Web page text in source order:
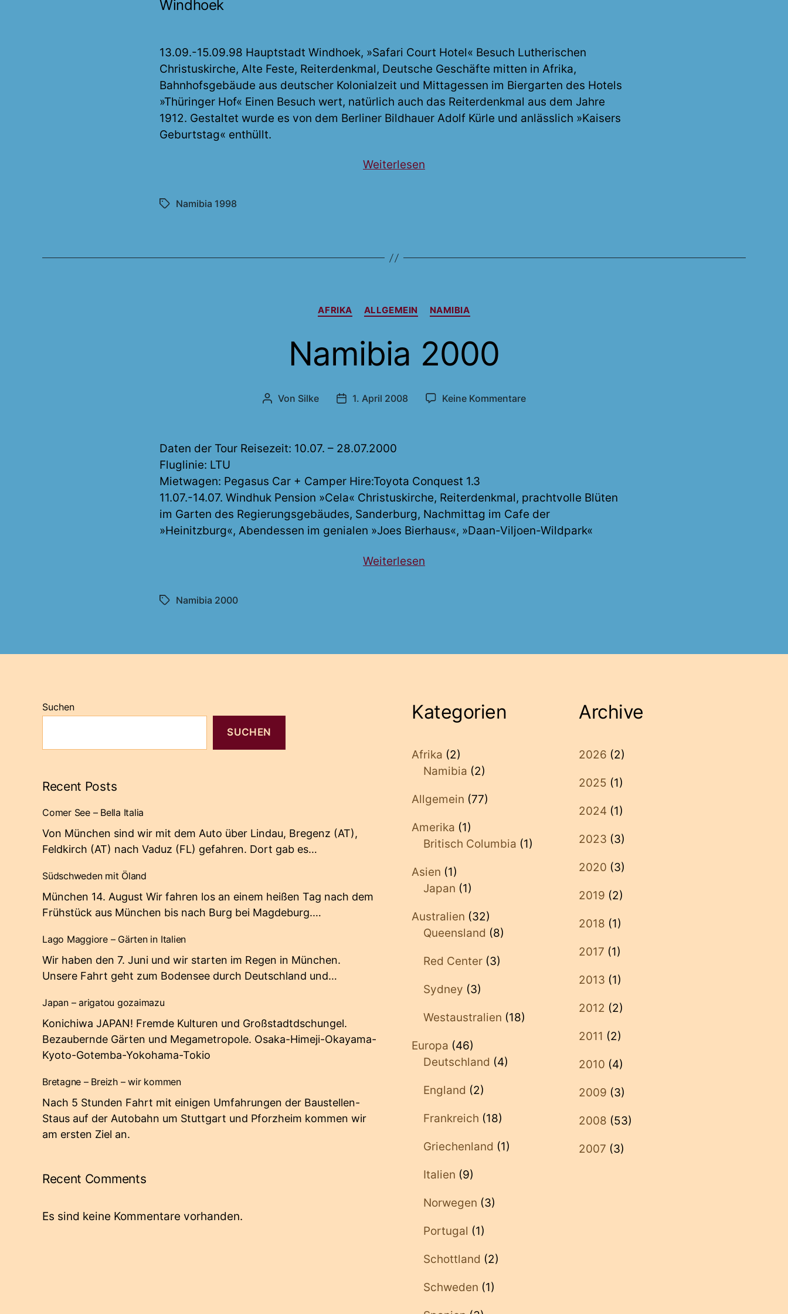
Windhoek
13.09.-15.09.98 Hauptstadt Windhoek, »Safari Court Hotel« Besuch Lutherischen
Christuskirche, Alte Feste, Reiterdenkmal, Deutsche Geschäfte mitten in Afrika,
Bahnhofsgebäude aus deutscher Kolonialzeit und Mittagessen im Biergarten des Hotels
»Thüringer Hof« Einen Besuch wert, natürlich auch das Reiterdenkmal aus dem Jahre
1912. Gestaltet wurde es von dem Berliner Bildhauer Adolf Kürle und anlässlich »Kaisers
Geburtstag« enthüllt.
Weiterlesen
Schlagwörter
Namibia 1998
Kategorien
AFRIKA ALLGEMEIN NAMIBIA
Namibia 2000
Beitragsautor
Von Silke Veröffentlichungsdatum
1. April 2008 Keine Kommentarezu
Daten der Tour Reisezeit: 10.07. – 28.07.2000
Fluglinie: LTU
Mietwagen: Pegasus Car + Camper Hire:Toyota Conquest 1.3
11.07.-14.07. Windhuk Pension »Cela« Christuskirche, Reiterdenkmal, prachtvolle Blüten
im Garten des Regierungsgebäudes, Sanderburg, Nachmittag im Cafe der
»Heinitzburg«, Abendessen im genialen »Joes Bierhaus«, »Daan-Viljoen-Wildpark«
Weiterlesen
Schlagwörter
Namibia 2000
Suchen
SUCHEN
Recent Posts
Comer See – Bella Italia
Von München sind wir mit dem Auto über Lindau, Bregenz (AT),
Feldkirch (AT) nach Vaduz (FL) gefahren. Dort gab es…
Südschweden mit Öland
München 14. August Wir fahren los an einem heißen Tag nach dem
Frühstück aus München bis nach Burg bei Magdeburg.…
Lago Maggiore – Gärten in Italien
Wir haben den 7. Juni und wir starten im Regen in München.
Unsere Fahrt geht zum Bodensee durch Deutschland und…
Japan – arigatou gozaimazu
Konichiwa JAPAN! Fremde Kulturen und Großstadtdschungel.
Bezaubernde Gärten und Megametropole. Osaka-Himeji-Okayama-
Kyoto-Gotemba-Yokohama-Tokio
Bretagne – Breizh – wir kommen
Nach 5 Stunden Fahrt mit einigen Umfahrungen der Baustellen-
Staus auf der Autobahn um Stuttgart und Pforzheim kommen wir
am ersten Ziel an.
Recent Comments
Es sind keine Kommentare vorhanden.
Kategorien
Afrika (2)
Namibia (2)
Allgemein (77)
Amerika (1)
Britisch Columbia (1)
Asien (1)
Japan (1)
Australien (32)
Queensland (8)
Red Center (3)
Sydney (3)
Westaustralien (18)
Europa (46)
Deutschland (4)
England (2)
Frankreich (18)
Griechenland (1)
Italien (9)
Norwegen (3)
Portugal (1)
Schottland (2)
Schweden (1)
Archive
2026 (2)
2025 (1)
2024 (1)
2023 (3)
2020 (3)
2019 (2)
2018 (1)
2017 (1)
2013 (1)
2012 (2)
2011 (2)
2010 (4)
2009 (3)
2008 (53)
2007 (3)